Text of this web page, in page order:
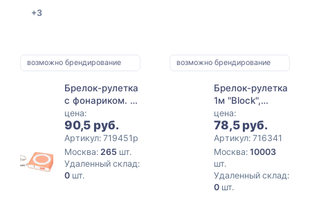
+3
возможно брендирование
Брелок-рулетка
с фонариком. 1
м., синий/белый
цена:
90,5 руб.
Артикул: 719451p
Москва: 265 шт.
Удаленный склад:
0шт.
возможно брендирование
Брелок-рулетка
1м "Block",
черный
цена:
78,5 руб.
Артикул: 716341
Москва:10003
шт.
Удаленный склад:
0 шт.